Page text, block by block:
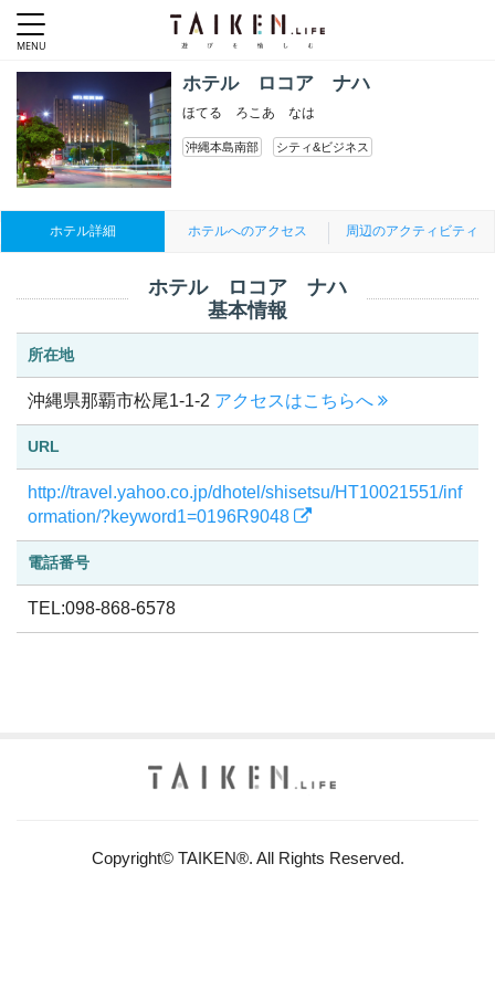
ホテル ロコア ナハ
ほてる ろこあ なは
沖縄本島南部 シティ&ビジネス
ホテル詳細 ホテルへのアクセス 周辺のアクティビティ
ホテル ロコア ナハ
基本情報
所在地
沖縄県那覇市松尾1-1-2 アクセスはこちらへ
URL
http://travel.yahoo.co.jp/dhotel/shisetsu/HT10021551/inf
ormation/?keyword1=0196R9048
電話番号
TEL:098-868-6578
Copyright© TAIKEN®. All Rights Reserved.